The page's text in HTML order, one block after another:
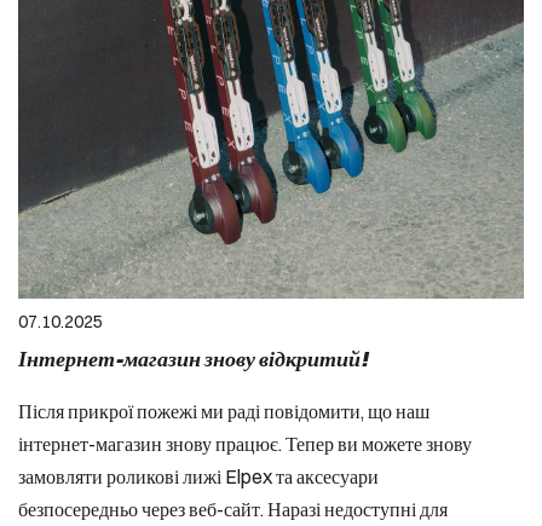
07.10.2025
Інтернет-магазин знову відкритий!
Після прикрої пожежі ми раді повідомити, що наш
інтернет-магазин знову працює. Тепер ви можете знову
замовляти роликові лижі Elpex та аксесуари
безпосередньо через веб-сайт. Наразі недоступні для